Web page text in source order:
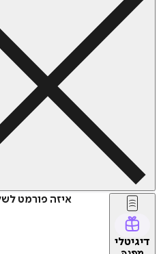
איזה פורמט
דיגיטלי